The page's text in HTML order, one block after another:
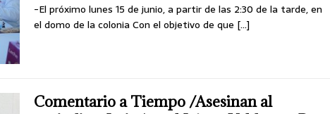
-El próximo lunes 15 de junio, a partir de las 2:30 de la tarde, en
el domo de la colonia Con el objetivo de que […]
Comentario a Tiempo /Asesinan al